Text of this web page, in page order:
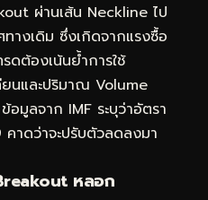
ผ่านเส้น Neckline ไป
างเดิม ซึ่งเกิดจากแรงซื้อ
ดต้องเน้นย้ำการใช้
และปริมาณ Volume
อมูลจาก IMF ระบุว่าอัตรา
คาดว่าจะปรับตัวลดลงมา
หลอก